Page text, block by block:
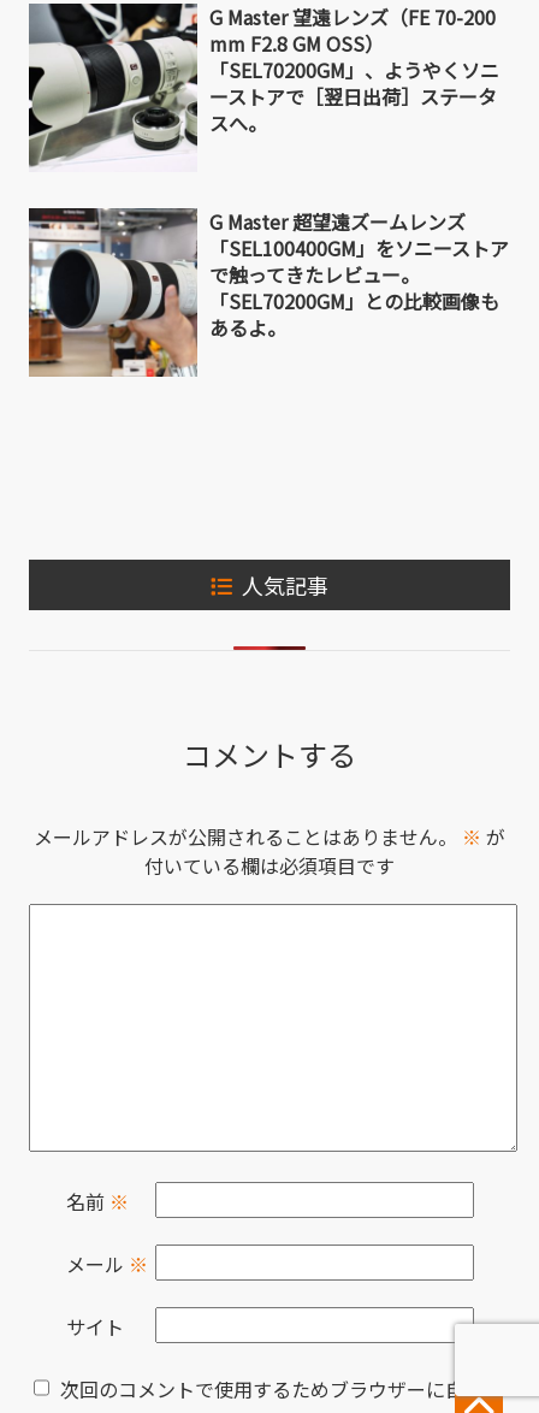
G Master 望遠レンズ（FE 70-200
mm F2.8 GM OSS）
「SEL70200GM」、ようやくソニ
ーストアで［翌日出荷］ステータ
スへ。
G Master 超望遠ズームレンズ
「SEL100400GM」をソニーストア
で触ってきたレビュー。
「SEL70200GM」との比較画像も
あるよ。
人気記事
コメントする
メールアドレスが公開されることはありません。 ※ が
付いている欄は必須項目です
名前 ※
メール ※
サイト
次回のコメントで使用するためブラウザーに自分の